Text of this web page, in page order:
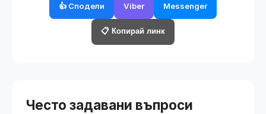
👍 Сподели Viber Messenger
📋 Копирай линк
Често задавани въпроси